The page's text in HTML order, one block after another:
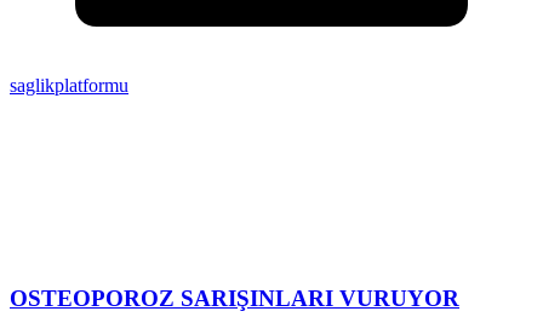
saglikplatformu
OSTEOPOROZ SARIŞINLARI VURUYOR